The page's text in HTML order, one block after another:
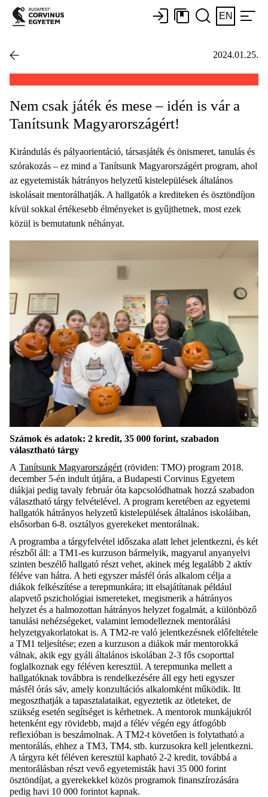
EN
2024.01.25.
Nem csak játék és mese – idén is vár a
Tanítsunk Magyarországért!
Kirándulás és pályaorientáció, társasjáték és önismeret, tanulás és
szórakozás – ez mind a Tanítsunk Magyarországért program, ahol
az egyetemisták hátrányos helyzetű kistelepülések általános
iskolásait mentorálhatják. A hallgatók a krediteken és ösztöndíjon
kívül sokkal értékesebb élményeket is gyűjthetnek, most ezek
közül is bemutatunk néhányat.
Számok és adatok: 2 kredit, 35 000 forint, szabadon
választható tárgy
A Tanítsunk Magyarországért (röviden: TMO) program 2018.
december 5-én indult útjára, a Budapesti Corvinus Egyetem
diákjai pedig tavaly február óta kapcsolódhatnak hozzá szabadon
választható tárgy felvételével. A program keretében az egyetemi
hallgatók hátrányos helyzetű kistelepülések általános iskoláiban,
elsősorban 6-8. osztályos gyerekeket mentorálnak.
A programba a tárgyfelvétel időszaka alatt lehet jelentkezni, és két
részből áll: a TM1-es kurzuson bármelyik, magyarul anyanyelvi
szinten beszélő hallgató részt vehet, akinek még legalább 2 aktív
féléve van hátra. A heti egyszer másfél órás alkalom célja a
diákok felkészítése a terepmunkára; itt elsajátítanak például
alapvető pszichológiai ismereteket, megismerik a hátrányos
helyzet és a halmozottan hátrányos helyzet fogalmát, a különböző
tanulási nehézségeket, valamint lemodelleznek mentorálási
helyzetgyakorlatokat is. A TM2-re való jelentkezésnek előfeltétele
a TM1 teljesítése; ezen a kurzuson a diákok már mentorokká
válnak, akik egy gyáli általános iskolában 2-3 fős csoporttal
foglalkoznak egy féléven keresztül. A terepmunka mellett a
hallgatóknak továbbra is rendelkezésére áll egy heti egyszer
másfél órás sáv, amely konzultációs alkalomként működik. Itt
megoszthatják a tapasztalataikat, egyeztetik az ötleteket, de
szükség esetén segítséget is kérhetnek. A mentorok munkájukról
hetenként egy rövidebb, majd a félév végén egy átfogóbb
reflexióban is beszámolnak. A TM2-t követően is folytatható a
mentorálás, ehhez a TM3, TM4, stb. kurzusokra kell jelentkezni.
A tárgyra két féléven keresztül kapható 2-2 kredit, továbbá a
mentorálásban részt vevő egyetemisták havi 35 000 forint
ösztöndíjat, a gyerekekkel közös programok finanszírozására
pedig havi 10 000 forintot kapnak.